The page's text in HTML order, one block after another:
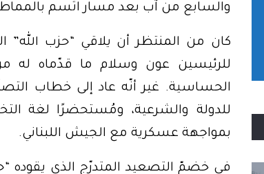
والسابع من آب بعد مسار اتّسم
كان من المنتظر أن يلاقي “حزب الله”
للرئيسين عون وسلام ما قدّماه
الحساسية. غير أنّه عاد إلى خطاب
للدولة والشرعية، ومُستحضرًا لغة
بمواجهة عسكرية مع الجيش اللبناني.
في خضمّ التصعيد المتدرّج الذي يقوده